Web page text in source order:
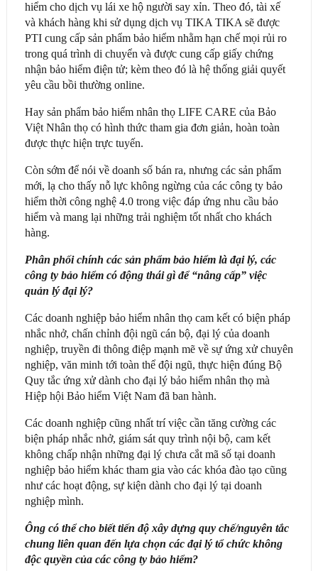
hiểm cho dịch vụ lái xe hộ người say xỉn. Theo đó, tài xế
và khách hàng khi sử dụng dịch vụ TIKA TIKA sẽ được
PTI cung cấp sản phẩm bảo hiểm nhằm hạn chế mọi rủi ro
trong quá trình di chuyển và được cung cấp giấy chứng
nhận bảo hiểm điện tử; kèm theo đó là hệ thống giải quyết
yêu cầu bồi thường online.
Hay sản phẩm bảo hiểm nhân thọ LIFE CARE của Bảo
Việt Nhân thọ có hình thức tham gia đơn giản, hoàn toàn
được thực hiện trực tuyến.
Còn sớm để nói về doanh số bán ra, nhưng các sản phẩm
mới, lạ cho thấy nỗ lực không ngừng của các công ty bảo
hiểm thời công nghệ 4.0 trong việc đáp ứng nhu cầu bảo
hiểm và mang lại những trải nghiệm tốt nhất cho khách
hàng.
Phân phối chính các sản phẩm bảo hiểm là đại lý, các
công ty bảo hiểm có động thái gì để “nâng cấp” việc
quản lý đại lý?
Các doanh nghiệp bảo hiểm nhân thọ cam kết có biện pháp
nhắc nhở, chấn chỉnh đội ngũ cán bộ, đại lý của doanh
nghiệp, truyền đi thông điệp mạnh mẽ về sự ứng xử chuyên
nghiệp, văn minh tới toàn thể đội ngũ, thực hiện đúng Bộ
Quy tắc ứng xử dành cho đại lý bảo hiểm nhân thọ mà
Hiệp hội Bảo hiểm Việt Nam đã ban hành.
Các doanh nghiệp cũng nhất trí việc cần tăng cường các
biện pháp nhắc nhở, giám sát quy trình nội bộ, cam kết
không chấp nhận những đại lý chưa cắt mã số tại doanh
nghiệp bảo hiểm khác tham gia vào các khóa đào tạo cũng
như các hoạt động, sự kiện dành cho đại lý tại doanh
nghiệp mình.
Ông có thể cho biết tiến độ xây dựng quy chế/nguyên tắc
chung liên quan đến lựa chọn các đại lý tổ chức không
độc quyền của các công ty bảo hiểm?